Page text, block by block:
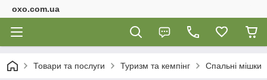
oxo.com.ua
Товари та послуги Туризм та кемпінг Спальні мішки